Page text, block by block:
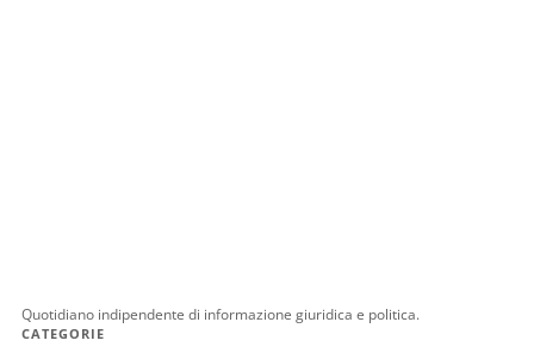
Quotidiano indipendente di informazione giuridica e politica.
CATEGORIE